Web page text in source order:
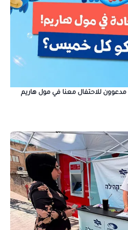
مدعوون للاحتفال معنا في مول هاريم